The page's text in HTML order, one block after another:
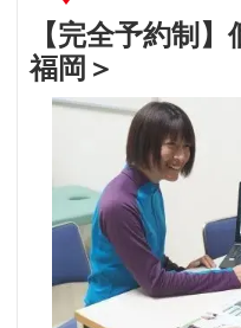
【完全予約制
福岡＞